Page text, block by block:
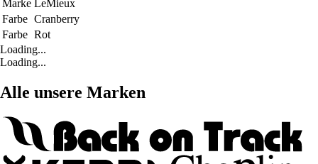
Marke LeMieux
Farbe Cranberry
Farbe Rot
Loading...
Loading...
Alle unsere Marken